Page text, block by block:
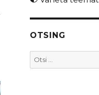
OTSING
Otsi: